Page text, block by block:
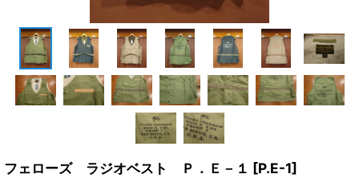
フェローズ ラジオベスト Ｐ．Ｅ－１ [P.E-1]